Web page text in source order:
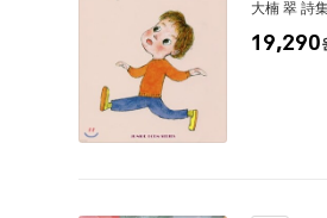
大楠 翠 詩
19,290